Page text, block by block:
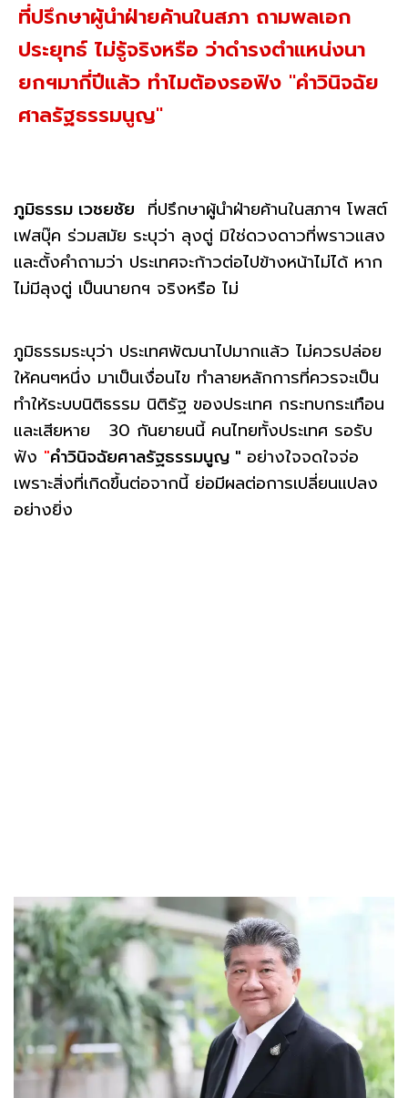
ที่ปรึกษาผู้นำฝ่ายค้านในสภา ถามพลเอก
ประยุทธ์ ไม่รู้จริงหรือ ว่าดำรงตำแหน่งนา
ยกฯมากี่ปีแล้ว ทำไมต้องรอฟัง "คำวินิจฉัย
ศาลรัฐธรรมนูญ"
ภูมิธรรม เวชยชัย ที่ปรึกษาผู้นำฝ่ายค้านในสภาฯ โพสต์
เฟสบุ๊ค ร่วมสมัย ระบุว่า ลุงตู่ มิใช่ดวงดาวที่พราวแสง
และตั้งคำถามว่า ประเทศจะก้าวต่อไปข้างหน้าไม่ได้ หาก
ไม่มีลุงตู่ เป็นนายกฯ จริงหรือ ไม่
ภูมิธรรมระบุว่า ประเทศพัฒนาไปมากแล้ว ไม่ควรปล่อย
ให้คนๆหนึ่ง มาเป็นเงื่อนไข ทำลายหลักการที่ควรจะเป็น
ทำให้ระบบนิติธรรม นิติรัฐ ของประเทศ กระทบกระเทือน
และเสียหาย 30 กันยายนนี้ คนไทยทั้งประเทศ รอรับ
ฟัง "คำวินิจฉัยศาลรัฐธรรมนูญ " อย่างใจจดใจจ่อ
เพราะสิ่งที่เกิดขึ้นต่อจากนี้ ย่อมีผลต่อการเปลี่ยนแปลง
อย่างยิ่ง